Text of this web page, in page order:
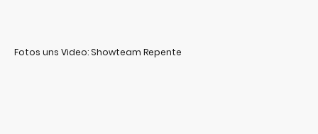
Fotos uns Video: Showteam Repente